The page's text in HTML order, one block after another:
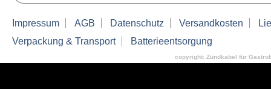
Impressum AGB Datenschutz Versandkosten
Verpackung & Transport
Batterieentsorgung
copyright: Zündkabel für